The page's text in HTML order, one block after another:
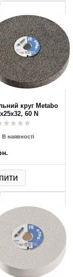
круг Metabo
60 N
В наявності